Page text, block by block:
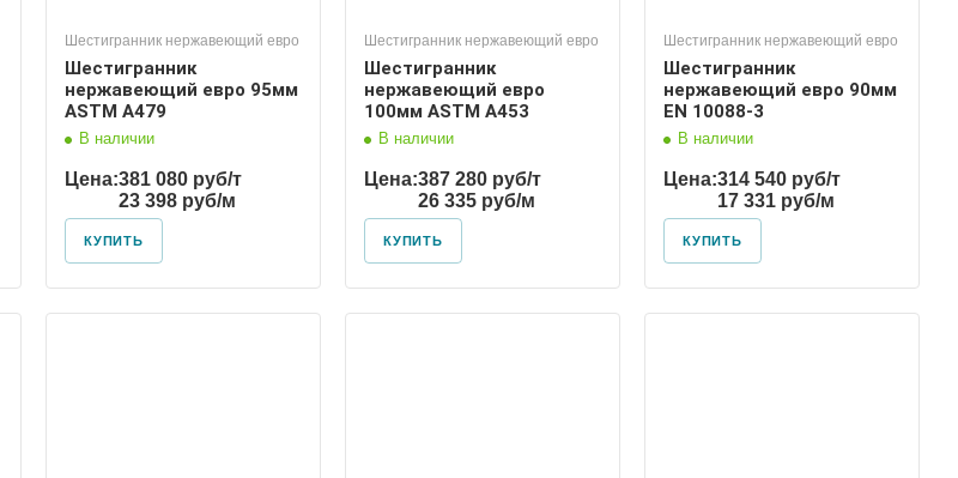
Шестигранник нержавеющий евро
Шестигранник
нержавеющий евро 95мм
ASTM A479
В наличии
Цена:381 080 руб/т
23 398 руб/м
КУПИТЬ
Шестигранник нержавеющий евро
Шестигранник
нержавеющий евро
100мм ASTM A453
В наличии
Цена:387 280 руб/т
26 335 руб/м
КУПИТЬ
Шестигранник нержавеющий евро
Шестигранник
нержавеющий евро 90мм
EN 10088-3
В наличии
Цена:314 540 руб/т
17 331 руб/м
КУПИТЬ